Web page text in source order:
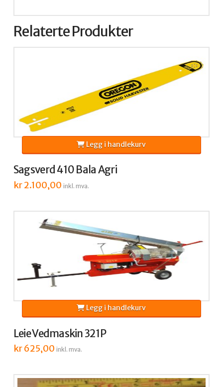
Relaterte Produkter
Sagsverd 410 Bala Agri
kr2.100,00 inkl. mva.
Legg i handlekurv
Leie Vedmaskin 321P
kr625,00 inkl. mva.
Legg i handlekurv